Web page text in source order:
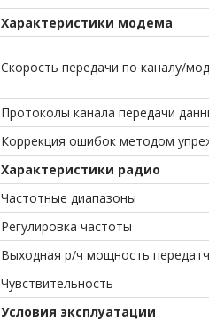
Характеристики модема
Скорость передачи по каналу/
Протоколы канала передачи
Коррекция ошибок методом
Характеристики радио
Частотные диапазоны
Регулировка частоты
Выходная р/ч мощность
Чувствительность
Условия эксплуатации